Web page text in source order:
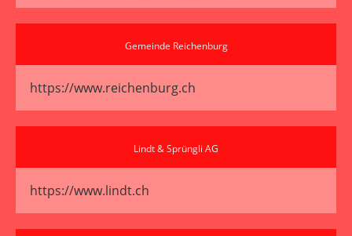
Gemeinde Reichenburg
https://www.reichenburg.ch
Lindt & Sprüngli AG
https://www.lindt.ch